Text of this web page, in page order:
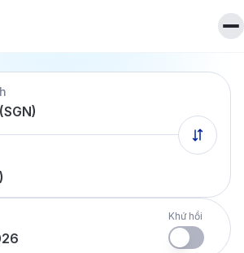
6167
Khứ hồi